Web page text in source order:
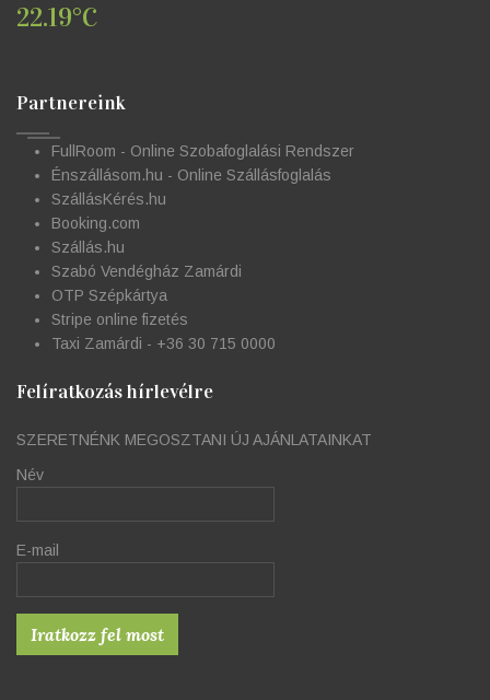
22.19°C
Partnereink
FullRoom - Online Szobafoglalási Rendszer
Énszállásom.hu - Online Szállásfoglalás
SzállásKérés.hu
Booking.com
Szállás.hu
Szabó Vendégház Zamárdi
OTP Szépkártya
Stripe online fizetés
Taxi Zamárdi - +36 30 715 0000
Felíratkozás hírlevélre
SZERETNÉNK MEGOSZTANI ÚJ AJÁNLATAINKAT
Név
E-mail